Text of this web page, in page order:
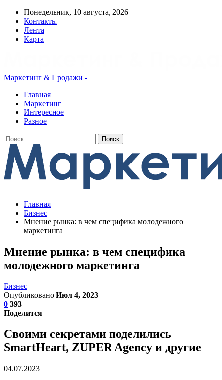
Понедельник, 10 августа, 2026
Контакты
Лента
Карта
Маркетинг & Продажи -
Главная
Маркетинг
Интересное
Разное
Главная
Бизнес
Мнение рынка: в чем специфика молодежного
маркетинга
Мнение рынка: в чем специфика
молодежного маркетинга
Бизнес
Опубликовано Июл 4, 2023
0 393
Поделится
Своими секретами поделились
SmartHeart, ZUPER Agency и другие
04.07.2023